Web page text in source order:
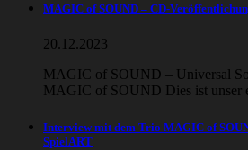
MAGIC of SOUND – CD-
20.12.2023
MAGIC of SOUND – Universal
MAGIC of SOUND Dies ist unser
Interview mit dem Trio MAGIC of
SpielART